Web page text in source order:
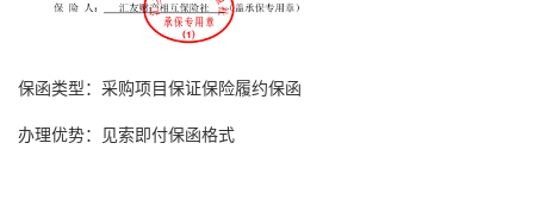
保函类型：采购项目保证保险履约保函
办理优势：见索即付保函格式